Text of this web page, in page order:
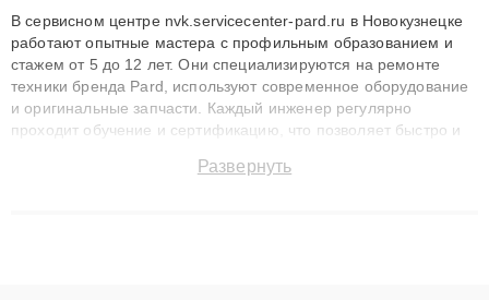
В сервисном центре nvk.servicecenter-pard.ru в Новокузнецке
работают опытные мастера с профильным образованием и
стажем от 5 до 12 лет. Они специализируются на ремонте
техники бренда Pard, используют современное оборудование
и оригинальные запчасти. Каждый инженер регулярно
проходит обучение и сертификацию, что позволяет быстро и
сохранением гарантии до 3 лет. Наши мастера решают
Развернуть